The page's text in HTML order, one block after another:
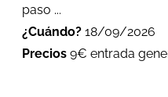
paso ...
¿Cuándo? 18/09/2026
Precios 9€ entrada